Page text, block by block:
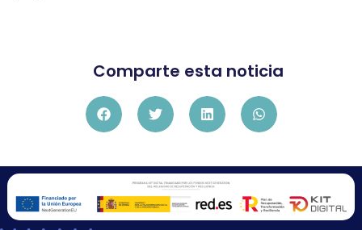
Comparte esta noticia